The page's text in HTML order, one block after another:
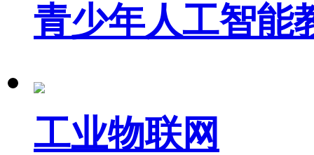
青少年人工智能
工业物联网